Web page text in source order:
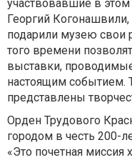
участвовавшие в
Георгий
подарили музею свои
того времени
выставки,
настоящим событием.
представлены
Орден Трудового
городом в честь 200-
«Это почетная миссия